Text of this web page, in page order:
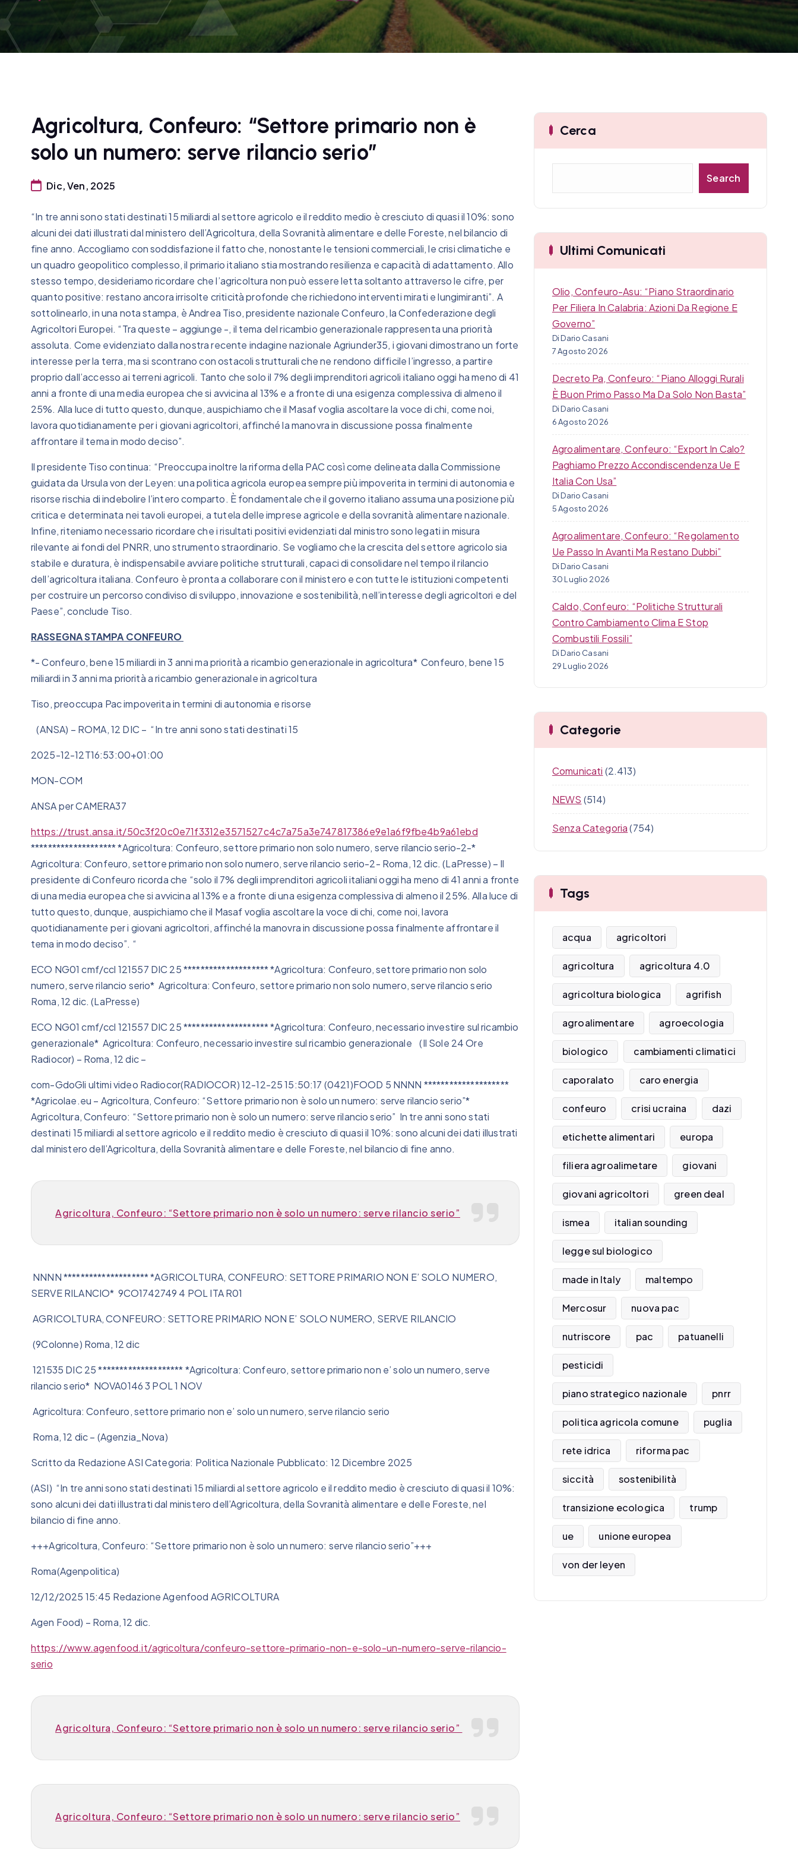
Agricoltura, Confeuro: “Settore primario non è
solo un numero: serve rilancio serio”
Dic, Ven, 2025
“In tre anni sono stati destinati 15 miliardi al settore agricolo e il reddito medio è cresciuto di quasi il 10%: sono
alcuni dei dati illustrati dal ministero dell’Agricoltura, della Sovranità alimentare e delle Foreste, nel bilancio di
fine anno. Accogliamo con soddisfazione il fatto che, nonostante le tensioni commerciali, le crisi climatiche e
un quadro geopolitico complesso, il primario italiano stia mostrando resilienza e capacità di adattamento. Allo
stesso tempo, desideriamo ricordare che l’agricoltura non può essere letta soltanto attraverso le cifre, per
quanto positive: restano ancora irrisolte criticità profonde che richiedono interventi mirati e lungimiranti”. A
sottolinearlo, in una nota stampa, è Andrea Tiso, presidente nazionale Confeuro, la Confederazione degli
Agricoltori Europei. “Tra queste – aggiunge -, il tema del ricambio generazionale rappresenta una priorità
assoluta. Come evidenziato dalla nostra recente indagine nazionale Agriunder35, i giovani dimostrano un forte
interesse per la terra, ma si scontrano con ostacoli strutturali che ne rendono difficile l’ingresso, a partire
proprio dall’accesso ai terreni agricoli. Tanto che solo il 7% degli imprenditori agricoli italiano oggi ha meno di 41
anni a fronte di una media europea che si avvicina al 13% e a fronte di una esigenza complessiva di almeno il
25%. Alla luce di tutto questo, dunque, auspichiamo che il Masaf voglia ascoltare la voce di chi, come noi,
lavora quotidianamente per i giovani agricoltori, affinché la manovra in discussione possa finalmente
affrontare il tema in modo deciso”.
Il presidente Tiso continua: “Preoccupa inoltre la riforma della PAC così come delineata dalla Commissione
guidata da Ursula von der Leyen: una politica agricola europea sempre più impoverita in termini di autonomia e
risorse rischia di indebolire l’intero comparto. È fondamentale che il governo italiano assuma una posizione più
critica e determinata nei tavoli europei, a tutela delle imprese agricole e della sovranità alimentare nazionale.
Infine, riteniamo necessario ricordare che i risultati positivi evidenziati dal ministro sono legati in misura
rilevante ai fondi del PNRR, uno strumento straordinario. Se vogliamo che la crescita del settore agricolo sia
stabile e duratura, è indispensabile avviare politiche strutturali, capaci di consolidare nel tempo il rilancio
dell’agricoltura italiana. Confeuro è pronta a collaborare con il ministero e con tutte le istituzioni competenti
per costruire un percorso condiviso di sviluppo, innovazione e sostenibilità, nell’interesse degli agricoltori e del
Paese”, conclude Tiso.
RASSEGNA STAMPA CONFEURO
*- Confeuro, bene 15 miliardi in 3 anni ma priorità a ricambio generazionale in agricoltura* Confeuro, bene 15
miliardi in 3 anni ma priorità a ricambio generazionale in agricoltura
Tiso, preoccupa Pac impoverita in termini di autonomia e risorse
(ANSA) – ROMA, 12 DIC – “In tre anni sono stati destinati 15
2025-12-12T16:53:00+01:00
MON-COM
ANSA per CAMERA37
https://trust.ansa.it/50c3f20c0e71f3312e3571527c4c7a75a3e747817386e9e1a6f9fbe4b9a61ebd
******************** *Agricoltura: Confeuro, settore primario non solo numero, serve rilancio serio-2-*
Agricoltura: Confeuro, settore primario non solo numero, serve rilancio serio-2- Roma, 12 dic. (LaPresse) – Il
presidente di Confeuro ricorda che “solo il 7% degli imprenditori agricoli italiani oggi ha meno di 41 anni a fronte
di una media europea che si avvicina al 13% e a fronte di una esigenza complessiva di almeno il 25%. Alla luce di
tutto questo, dunque, auspichiamo che il Masaf voglia ascoltare la voce di chi, come noi, lavora
quotidianamente per i giovani agricoltori, affinché la manovra in discussione possa finalmente affrontare il
tema in modo deciso”. “
ECO NG01 cmf/ccl 121557 DIC 25 ******************** *Agricoltura: Confeuro, settore primario non solo
numero, serve rilancio serio* Agricoltura: Confeuro, settore primario non solo numero, serve rilancio serio
Roma, 12 dic. (LaPresse)
ECO NG01 cmf/ccl 121557 DIC 25 ******************** *Agricoltura: Confeuro, necessario investire sul ricambio
generazionale* Agricoltura: Confeuro, necessario investire sul ricambio generazionale (Il Sole 24 Ore
Radiocor) – Roma, 12 dic –
com-GdoGli ultimi video Radiocor(RADIOCOR) 12-12-25 15:50:17 (0421)FOOD 5 NNNN ********************
*Agricolae.eu – Agricoltura, Confeuro: “Settore primario non è solo un numero: serve rilancio serio”*
Agricoltura, Confeuro: “Settore primario non è solo un numero: serve rilancio serio” In tre anni sono stati
destinati 15 miliardi al settore agricolo e il reddito medio è cresciuto di quasi il 10%: sono alcuni dei dati illustrati
dal ministero dell’Agricoltura, della Sovranità alimentare e delle Foreste, nel bilancio di fine anno.
Agricoltura, Confeuro: “Settore primario non è solo un numero: serve rilancio serio”
NNNN ******************** *AGRICOLTURA, CONFEURO: SETTORE PRIMARIO NON E’ SOLO NUMERO,
SERVE RILANCIO* 9CO1742749 4 POL ITA R01
AGRICOLTURA, CONFEURO: SETTORE PRIMARIO NON E’ SOLO NUMERO, SERVE RILANCIO
(9Colonne) Roma, 12 dic
121535 DIC 25 ******************** *Agricoltura: Confeuro, settore primario non e’ solo un numero, serve
rilancio serio* NOVA0146 3 POL 1 NOV
Agricoltura: Confeuro, settore primario non e’ solo un numero, serve rilancio serio
Roma, 12 dic – (Agenzia_Nova)
Scritto da Redazione ASI Categoria: Politica Nazionale Pubblicato: 12 Dicembre 2025
(ASI) “In tre anni sono stati destinati 15 miliardi al settore agricolo e il reddito medio è cresciuto di quasi il 10%:
sono alcuni dei dati illustrati dal ministero dell’Agricoltura, della Sovranità alimentare e delle Foreste, nel
bilancio di fine anno.
+++Agricoltura, Confeuro: “Settore primario non è solo un numero: serve rilancio serio”+++
Roma(Agenpolitica)
12/12/2025 15:45 Redazione Agenfood AGRICOLTURA
Agen Food) – Roma, 12 dic.
https://www.agenfood.it/agricoltura/confeuro-settore-primario-non-e-solo-un-numero-serve-rilancio-
serio
Agricoltura, Confeuro: “Settore primario non è solo un numero: serve rilancio serio”
Agricoltura, Confeuro: “Settore primario non è solo un numero: serve rilancio serio”
Cerca
a
Search
Ultimi Comunicati
Olio, Confeuro-Asu: “Piano Straordinario
Per Filiera In Calabria: Azioni Da Regione E
Governo”
Di Dario Casani
7 Agosto 2026
Decreto Pa, Confeuro: “Piano Alloggi Rurali
È Buon Primo Passo Ma Da Solo Non Basta”
Di Dario Casani
6 Agosto 2026
Agroalimentare, Confeuro: “Export In Calo?
Paghiamo Prezzo Accondiscendenza Ue E
Italia Con Usa”
Di Dario Casani
5 Agosto 2026
Agroalimentare, Confeuro: “Regolamento
Ue Passo In Avanti Ma Restano Dubbi”
Di Dario Casani
30 Luglio 2026
Caldo, Confeuro: “Politiche Strutturali
Contro Cambiamento Clima E Stop
Combustili Fossili”
Di Dario Casani
29 Luglio 2026
Categorie
Comunicati (2.413)
NEWS (514)
Senza Categoria(754)
Tags
acqua agricoltori
agricoltura agricoltura 4.0
agricoltura biologica agrifish
agroalimentare agroecologia
biologico cambiamenti climatici
caporalato caro energia
confeuro crisi ucraina dazi
etichette alimentari europa
filiera agroalimetare giovani
giovani agricoltori green deal
ismea italian sounding
legge sul biologico
made in Italy maltempo
Mercosur nuova pac
nutriscore pac patuanelli
pesticidi
piano strategico nazionale pnrr
politica agricola comune puglia
rete idrica riforma pac
siccità sostenibilità
transizione ecologica trump
ue unione europea
von der leyen